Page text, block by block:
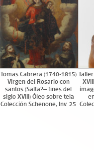
Tomas Cabrera (1740-1815)
Virgen del Rosario con
santos (Salta?– fines del
siglo XVIII) Óleo sobre tela
Colección Schenone, Inv. 25